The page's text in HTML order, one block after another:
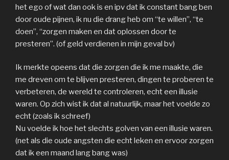
het ego of wat dan ook is en ipv dat ik constant bang ben
door oude pijnen, ik nu die drang heb om “te willen”, “te
doen”, “zorgen maken en dat oplossen door te
presteren”. (of geld verdienen in mijn geval bv)
Ik merkte opeens dat die zorgen die ik me maakte, die
me dreven om te blijven presteren, dingen te proberen te
verbeteren, de wereld te controleren, echt een illusie
waren. Op zich wist ik dat al natuurlijk, maar het voelde zo
echt (zoals ik schreef)
Nu voelde ik hoe het slechts golven van een illusie waren.
(net als die oude angsten die echt leken en ervoor zorgen
dat ik een maand lang bang was)